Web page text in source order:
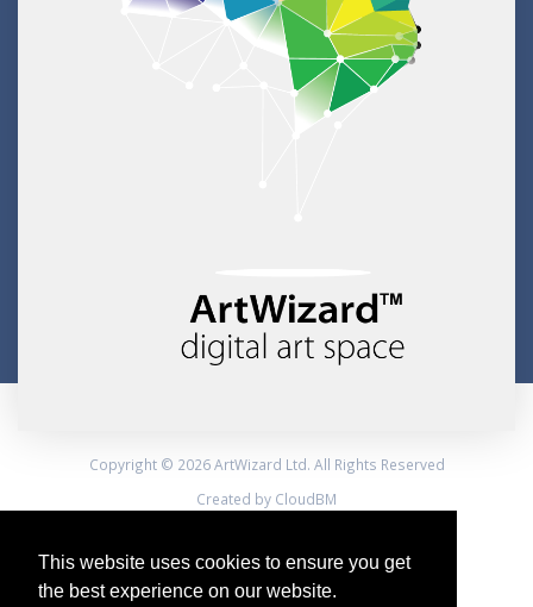
This website uses cookies to ensure you get
the best experience on our website.
Copyright © 2026 ArtWizard Ltd. All Rights Reserved
Created by CloudBM